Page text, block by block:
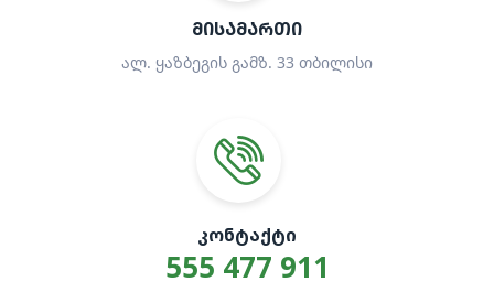
ᲛᲘᲡᲐᲛᲐᲠᲗᲘ
ალ. ყაზბეგის გამზ. 33 თბილისი
ᲙᲝᲜᲢᲐᲥᲢᲘ
555 477 911